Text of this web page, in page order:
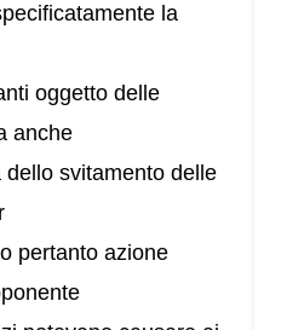
la
oggetto delle
anche
dello svitamento delle
pertanto azione